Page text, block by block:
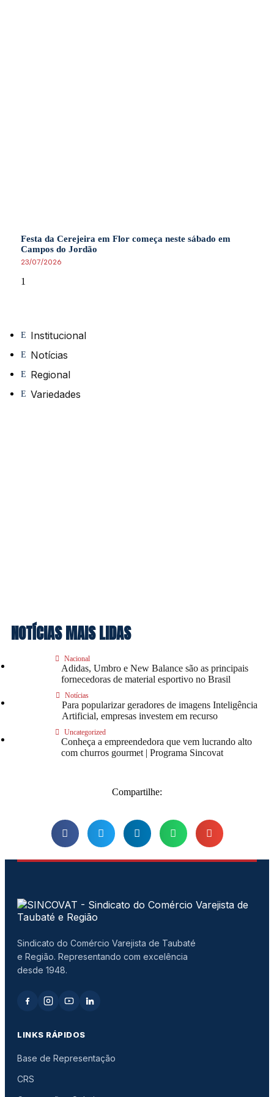
Festa da Cerejeira em Flor começa neste sábado em
Campos do Jordão
23/07/2026
Institucional
Notícias
Regional
Variedades
NOTÍCIAS MAIS LIDAS
Nacional
Adidas, Umbro e New Balance são as principais
fornecedoras de material esportivo no Brasil
Notícias
Para popularizar geradores de imagens Inteligência
Artificial, empresas investem em recurso
Uncategorized
Conheça a empreendedora que vem lucrando alto
com churros gourmet | Programa Sincovat
Compartilhe:
Sindicato do Comércio Varejista de Taubaté
e Região. Representando com excelência
desde 1948.
LINKS RÁPIDOS
Base de Representação
CRS